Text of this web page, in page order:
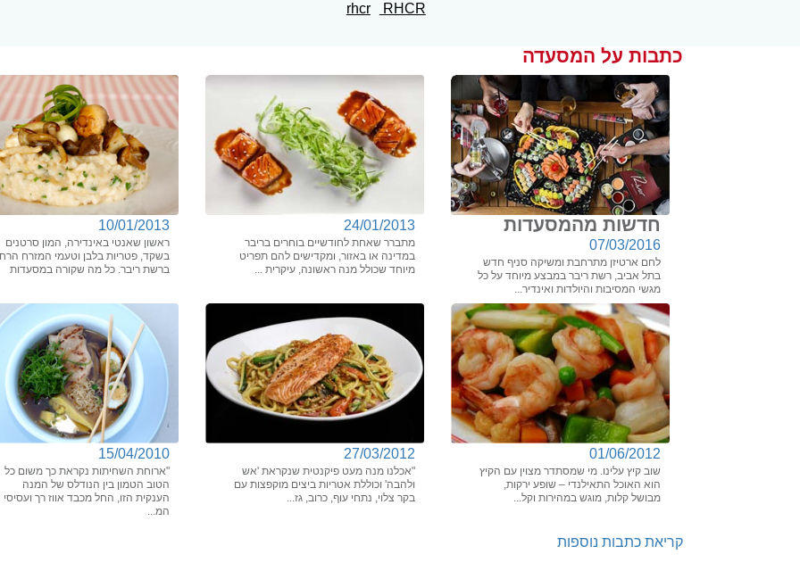
rhcr
RHCR
כתבות על המסעדה
חדשות מהמסעדות
07/03/2016
לחם ארטיזן מתרחבת ומשיקה סניף חדש
בתל אביב, רשת ריבר במבצע מיוחד על כל
מגשי המסיבות והיולדות ואינדיר...
24/01/2013
מתברר שאחת לחודשיים בוחרים בריבר
במדינה או באזור, ומקדישים להם תפריט
מיוחד שכולל מנה ראשונה, עיקרית ...
10/01/2013
ראשון שאנטי באינדירה, המון סרטנים
בשקד, פטריות בלבן וטעמי המזרח
ברשת ריבר. כל מה שקורה במסעדות
01/06/2012
שוב קיץ עלינו. מי שמסתדר מצוין עם הקיץ
הוא האוכל התאילנדי – שופע ירקות,
מבושל קלות, מוגש במהירות וקל...
27/03/2012
"אכלנו מנה מעט פיקנטית שנקראת 'אש
ולהבה' וכוללת אטריות ביצים מוקפצות עם
בקר צלוי, נתחי עוף, כרוב, גז...
15/04/2010
"ארוחת השחיתות נקראת כך משום כל
הטוב הטמון בין הנודלס של המנה
הענקית הזו, החל מכבד אווז רך ועסיסי
המ...
קריאת כתבות נוספות